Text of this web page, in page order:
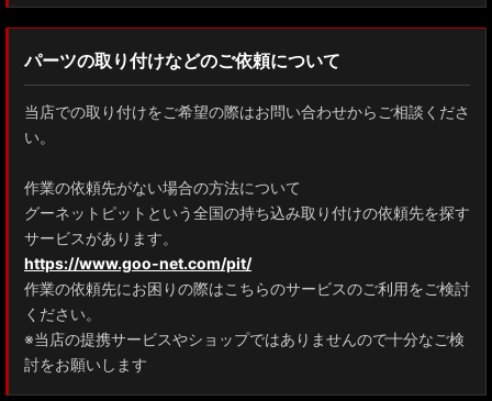
ACR50 エスティマ
ZWR90W/ZWR95W/MZRA90W/MZRA95W ノア/ヴォクシー
ZRR80 ノア/ヴォクシー
NHP17/NSP17NCP17 シエンタ
M900A/M910A ルーミー
A200A/A210A ライズ
E52 エルグランド
パーツの取り付けなどのご依頼について
当店での取り付けをご希望の際はお問い合わせからご相談くださ
い。
作業の依頼先がない場合の方法について
グーネットピットという全国の持ち込み取り付けの依頼先を探す
サービスがあります。
https://www.goo-net.com/pit/
作業の依頼先にお困りの際はこちらのサービスのご利用をご検討
ください。
※当店の提携サービスやショップではありませんので十分なご検
討をお願いします